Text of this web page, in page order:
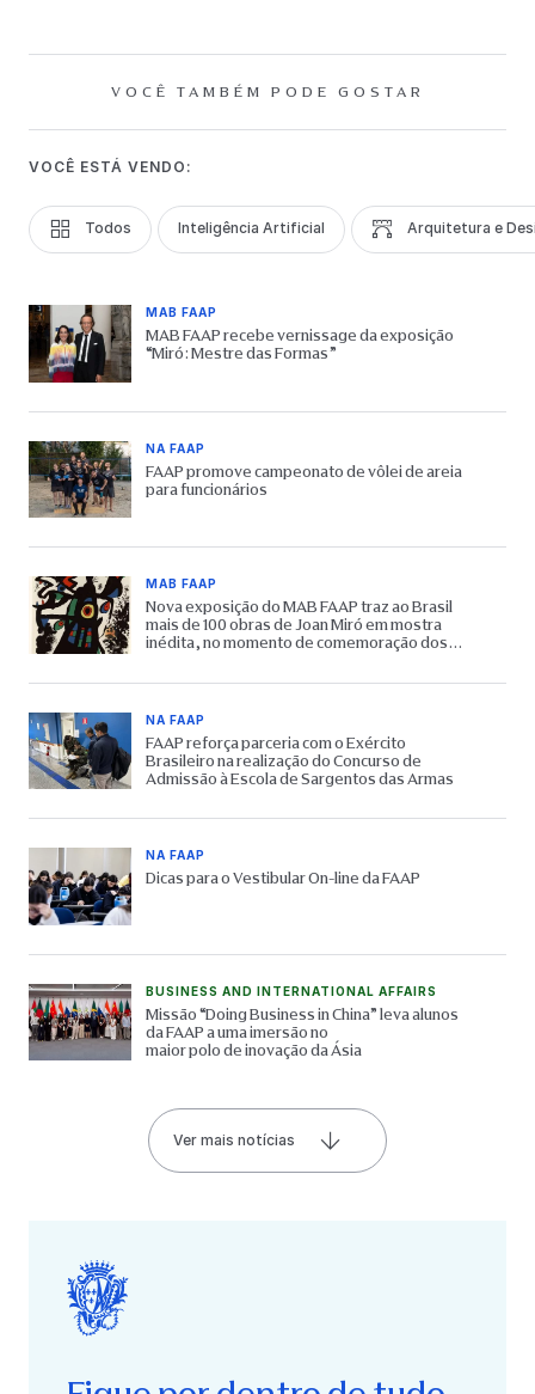
VOCÊ TAMBÉM PODE GOSTAR
VOCÊ ESTÁ VENDO:
Todos Inteligência Artificial Arquitetura e
MAB FAAP
MAB FAAP recebe vernissage da exposição
“Miró: Mestre das Formas”
NA FAAP
FAAP promove campeonato de vôlei de areia
para funcionários
MAB FAAP
Nova exposição do MAB FAAP traz ao Brasil
mais de 100 obras de Joan Miró em mostra
inédita, no momento de comemoração dos
NA FAAP
FAAP reforça parceria com o Exército
Brasileiro na realização do Concurso de
Admissão à Escola de Sargentos das Armas
NA FAAP
Dicas para o Vestibular On-line da FAAP
BUSINESS AND INTERNATIONAL AFFAIRS
Missão “Doing Business in China” leva alunos
da FAAP a uma imersão no
maior polo de inovação da Ásia
Ver mais notícias